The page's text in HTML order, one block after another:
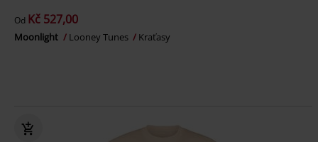
Od Kč 527,00
Moonlight Looney Tunes Kraťasy